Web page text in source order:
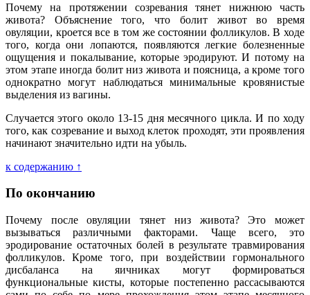
Почему на протяжении созревания тянет нижнюю часть
живота? Объяснение того, что болит живот во время
овуляции, кроется все в том же состоянии фолликулов. В ходе
того, когда они лопаются, появляются легкие болезненные
ощущения и покалывание, которые эродируют. И потому на
этом этапе иногда болит низ живота и поясница, а кроме того
однократно могут наблюдаться минимальные кровянистые
выделения из вагины.
Случается этого около 13-15 дня месячного цикла. И по ходу
того, как созревание и выход клеток проходят, эти проявления
начинают значительно идти на убыль.
к содержанию ↑
По окончанию
Почему после овуляции тянет низ живота? Это может
вызываться различными факторами. Чаще всего, это
эродирование остаточных болей в результате травмирования
фолликулов. Кроме того, при воздействии гормонального
дисбаланса на яичниках могут формироваться
функциональные кисты, которые постепенно рассасываются